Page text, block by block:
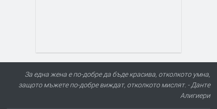
За една жена е по-добре да бъде красива, отколкото умна,
защото мъжете по-добре виждат, отколкото мислят. - Данте
Алигиери